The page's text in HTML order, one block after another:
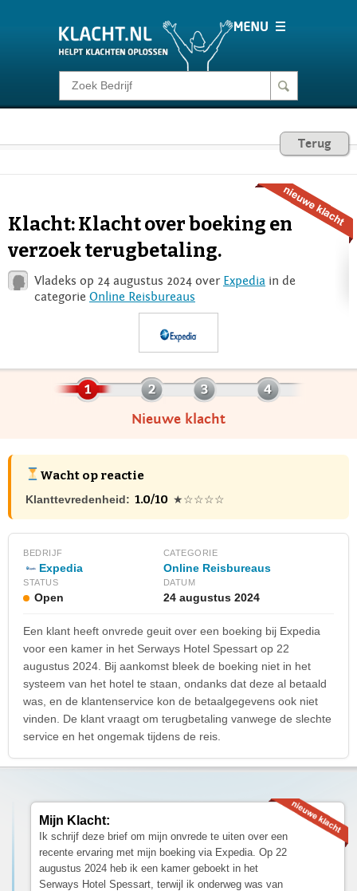
Klacht melden
Consumentenrecht
Voor Bedrijven
Login
Terug
Klacht: Klacht over boeking en
verzoek terugbetaling.
Vladeks op 24 augustus 2024 over Expedia in de
categorie Online Reisbureaus
Nieuwe klacht
Wacht op reactie
Klanttevredenheid: 1.0/10 ★☆☆☆☆
BEDRIJF
Expedia
CATEGORIE
Online Reisbureaus
STATUS
Open
DATUM
24 augustus 2024
Een klant heeft onvrede geuit over een boeking bij Expedia
voor een kamer in het Serways Hotel Spessart op 22
augustus 2024. Bij aankomst bleek de boeking niet in het
systeem van het hotel te staan, ondanks dat deze al betaald
was, en de klantenservice kon de betaalgegevens ook niet
vinden. De klant vraagt om terugbetaling vanwege de slechte
service en het ongemak tijdens de reis.
Mijn Klacht:
Ik schrijf deze brief om mijn onvrede te uiten over een
recente ervaring met mijn boeking via Expedia. Op 22
augustus 2024 heb ik een kamer geboekt in het
Serways Hotel Spessart, terwijl ik onderweg was van